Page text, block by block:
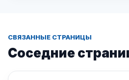
СВЯЗАННЫЕ СТРАНИЦЫ
Соседние